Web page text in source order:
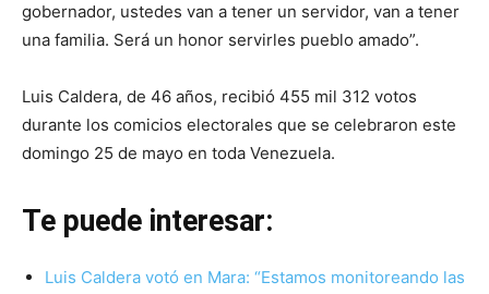
gobernador, ustedes van a tener un servidor, van a tener
una familia. Será un honor servirles pueblo amado”.
Luis Caldera, de 46 años, recibió 455 mil 312 votos
durante los comicios electorales que se celebraron este
domingo 25 de mayo en toda Venezuela.
Te puede interesar:
Luis Caldera votó en Mara: “Estamos monitoreando las